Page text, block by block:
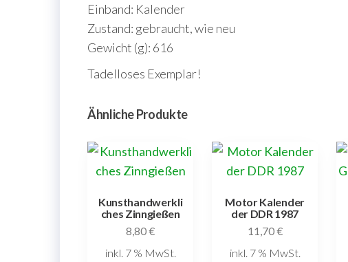
Einband: Kalender
Zustand: gebraucht, wie neu
Gewicht (g): 616
Tadelloses Exemplar!
Ähnliche Produkte
Kunsthandwerkli
ches Zinngießen
8,80€
inkl. 7 % MwSt.
Motor Kalender
der DDR 1987
11,70€
inkl. 7 % MwSt.